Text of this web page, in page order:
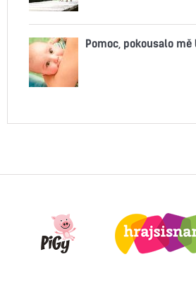
Pomoc, pokousalo mě